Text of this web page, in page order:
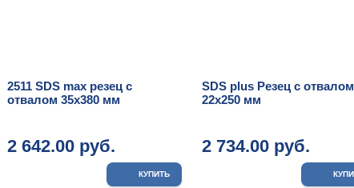
2511 SDS max резец с
отвалом 35х380 мм
2 642.00 руб.
SDS plus Резец с отвалом
22х250 мм
2 734.00 руб.